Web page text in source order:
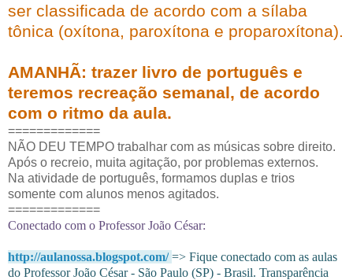
ser classificada de acordo com a sílaba
tônica (oxítona, paroxítona e proparoxítona).
AMANHÃ: trazer livro de português e
teremos recreação semanal, de acordo
com o ritmo da aula.
=============
NÃO DEU TEMPO trabalhar com as músicas sobre direito.
Após o recreio, muita agitação, por problemas externos.
Na atividade de português, formamos duplas e trios
somente com alunos menos agitados.
=============
Conectado com o Professor João César:
http://aulanossa.blogspot.com/ => Fique conectado com as aulas
do Professor João César - São Paulo (SP) - Brasil. Transparência